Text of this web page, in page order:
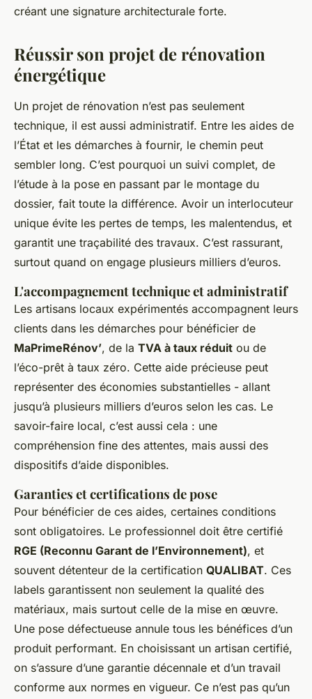
créant une signature architecturale forte.
Réussir son projet de rénovation
énergétique
Un projet de rénovation n’est pas seulement
technique, il est aussi administratif. Entre les aides de
l’État et les démarches à fournir, le chemin peut
sembler long. C’est pourquoi un suivi complet, de
l’étude à la pose en passant par le montage du
dossier, fait toute la différence. Avoir un interlocuteur
unique évite les pertes de temps, les malentendus, et
garantit une traçabilité des travaux. C’est rassurant,
surtout quand on engage plusieurs milliers d’euros.
L'accompagnement technique et administratif
Les artisans locaux expérimentés accompagnent leurs
clients dans les démarches pour bénéficier de
MaPrimeRénov’, de la TVA à taux réduit ou de
l’éco-prêt à taux zéro. Cette aide précieuse peut
représenter des économies substantielles - allant
jusqu’à plusieurs milliers d’euros selon les cas. Le
savoir-faire local, c’est aussi cela : une
compréhension fine des attentes, mais aussi des
dispositifs d’aide disponibles.
Garanties et certifications de pose
Pour bénéficier de ces aides, certaines conditions
sont obligatoires. Le professionnel doit être certifié
RGE (Reconnu Garant de l’Environnement), et
souvent détenteur de la certification QUALIBAT. Ces
labels garantissent non seulement la qualité des
matériaux, mais surtout celle de la mise en œuvre.
Une pose défectueuse annule tous les bénéfices d’un
produit performant. En choisissant un artisan certifié,
on s’assure d’une garantie décennale et d’un travail
conforme aux normes en vigueur. Ce n’est pas qu’un